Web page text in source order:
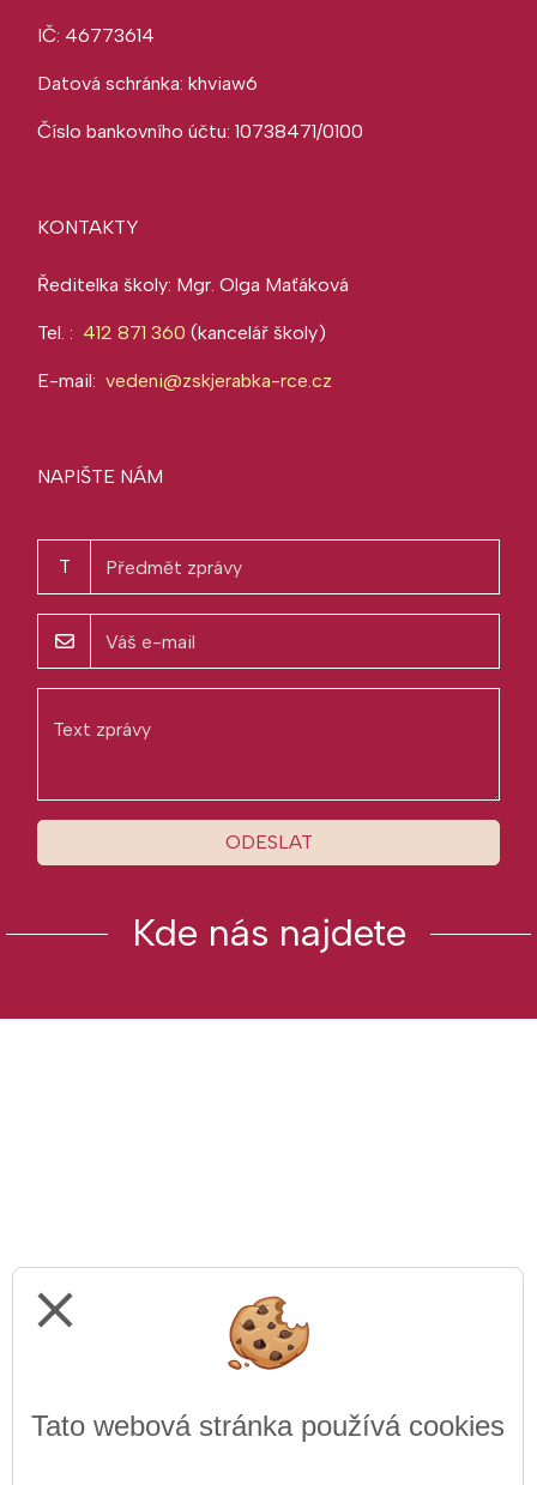
IČ: 46773614
Datová schránka: khviaw6
Číslo bankovního účtu: 10738471/0100
KONTAKTY
Ředitelka školy: Mgr. Olga Maťáková
Tel. : 412 871 360 (kancelář školy)
E-mail: vedeni@zskjerabka-rce.cz
NAPIŠTE NÁM
T
ODESLAT
Kde nás najdete
close
Tato webová stránka používá cookies